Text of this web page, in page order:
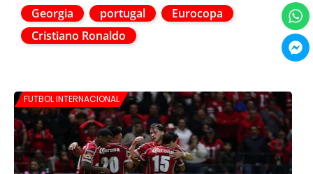
Georgia portugal
Eurocopa
Cristiano Ronaldo
FUTBOL INTERNACIONAL